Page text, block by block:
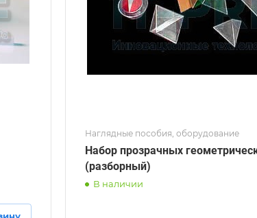
Наглядные пособия, оборудование
Набор прозрачных
(разборный)
В наличии